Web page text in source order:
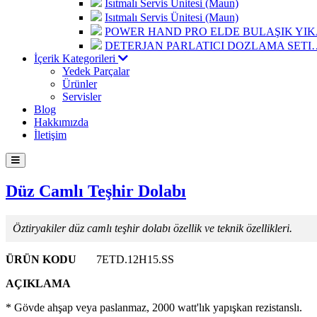
Isıtmalı Servis Ünitesi (Maun)
Isıtmalı Servis Ünitesi (Maun)
POWER HAND PRO ELDE BULAŞIK
DETERJAN PARLATICI DOZLAMA
İçerik Kategorileri
Yedek Parçalar
Ürünler
Servisler
Blog
Hakkımızda
İletişim
Düz Camlı Teşhir Dolabı
Öztiryakiler düz camlı teşhir dolabı özellik ve teknik özellikleri.
ÜRÜN KODU
7ETD.12H15.SS
AÇIKLAMA
* Gövde ahşap veya paslanmaz, 2000 watt'lık yapışkan rezistanslı.